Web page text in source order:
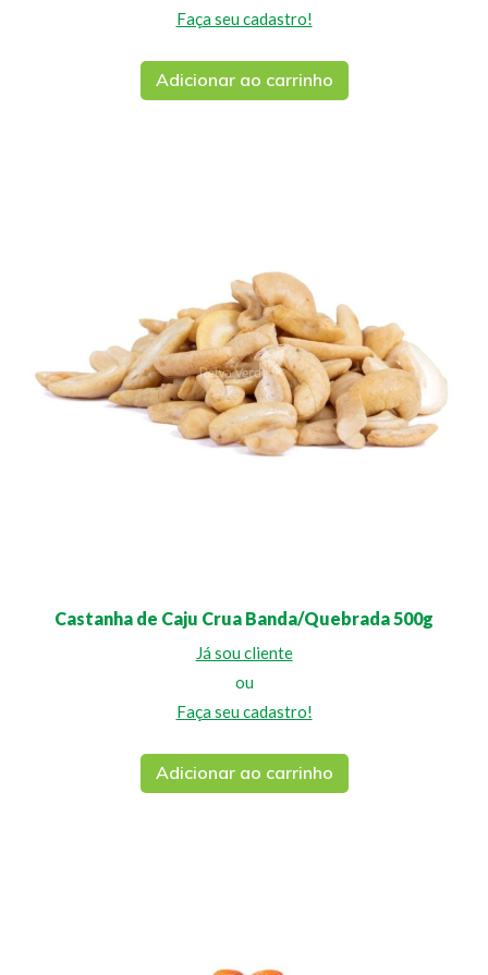
Faça seu cadastro!
Adicionar ao carrinho
Castanha de Caju Crua Banda/Quebrada 500g
Já sou cliente
ou
Faça seu cadastro!
Adicionar ao carrinho